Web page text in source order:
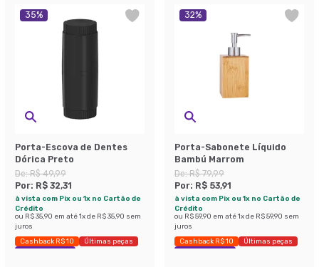
35%
Porta-Escova de Dentes
Dórica Preto
De:R$ 49,99
Por: R$ 32,31
à vista com Pix ou 1x no Cartão de
Crédito
ou R$ 35,90 em até1x de R$ 35,90 sem
juros
Cashback R$ 10
Últimas peças
Economize 35%
32%
Porta-Sabonete Líquido
Bambú Marrom
De:R$ 79,99
Por: R$ 53,91
à vista com Pix ou 1x no Cartão de
Crédito
ou R$ 59,90 em até1x de R$ 59,90 sem
juros
Cashback R$ 10
Últimas peças
Economize 32%